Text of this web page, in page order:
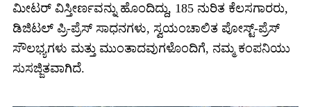
ಮೀಟರ್ ವಿಸ್ತೀರ್ಣವನ್ನು ಹೊಂದಿದ್ದು, 185 ನುರಿತ ಕೆಲಸಗಾರರು,
ಡಿಜಿಟಲ್ ಪ್ರಿ-ಪ್ರೆಸ್ ಸಾಧನಗಳು, ಸ್ವಯಂಚಾಲಿತ ಪೋಸ್ಟ್-ಪ್ರೆಸ್
ಸೌಲಭ್ಯಗಳು ಮತ್ತು ಮುಂತಾದವುಗಳೊಂದಿಗೆ, ನಮ್ಮ ಕಂಪನಿಯು
ಸುಸಜ್ಜಿತವಾಗಿದೆ.